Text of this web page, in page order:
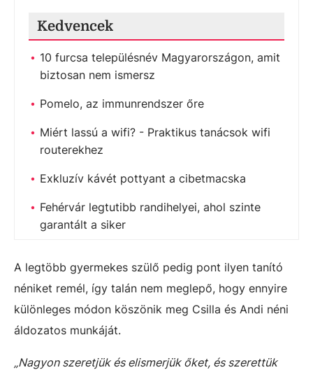
Kedvencek
10 furcsa településnév Magyarországon, amit
biztosan nem ismersz
Pomelo, az immunrendszer őre
Miért lassú a wifi? - Praktikus tanácsok wifi
routerekhez
Exkluzív kávét pottyant a cibetmacska
Fehérvár legtutibb randihelyei, ahol szinte
garantált a siker
A legtöbb gyermekes szülő pedig pont ilyen tanító
néniket remél, így talán nem meglepő, hogy ennyire
különleges módon köszönik meg Csilla és Andi néni
áldozatos munkáját.
„Nagyon szeretjük és elismerjük őket, és szerettük